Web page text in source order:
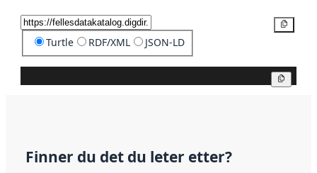
Turtle RDF/XML JSON-LD
Finner du det du leter etter?